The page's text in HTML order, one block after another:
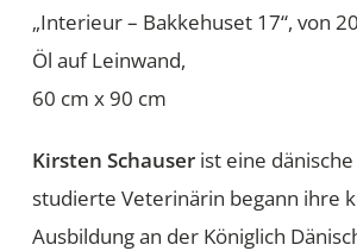
„Interieur – Bakkehuset 17“, von
Öl auf Leinwand,
60 cm x 90 cm
Kirsten Schauser ist eine
studierte Veterinärin begann ihre
Ausbildung an der Königlich